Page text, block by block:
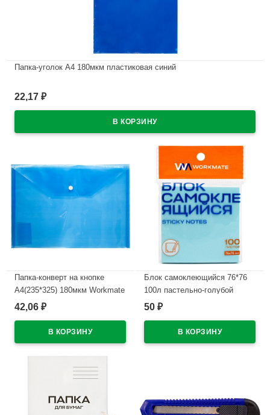
Папка-уголок А4 180мкм пластиковая синий
22,17 ₽
Папка-конверт на кнопке
А4(235*325) 180мкм Workmate
синяя арт. 15-6788
42,06 ₽
Блок самоклеющийся 76*76
100л пастельно-голубой
(Workmate) арт.14-2160 (Ст.12)
50 ₽